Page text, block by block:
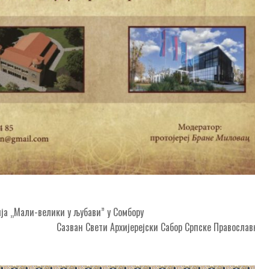
„Мали-велики у љубави” у Сомбору
Сазван Свети Архијерејски Сабор Српске